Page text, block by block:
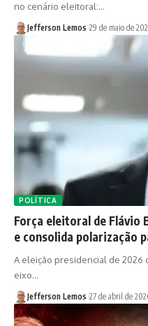
no cenário eleitoral:…
Jefferson Lemos 29 de maio de
POLÍTICA
Força eleitoral de Flávio
e consolida polarização
A eleição presidencial de 2026
eixo…
Jefferson Lemos 27 de abril de